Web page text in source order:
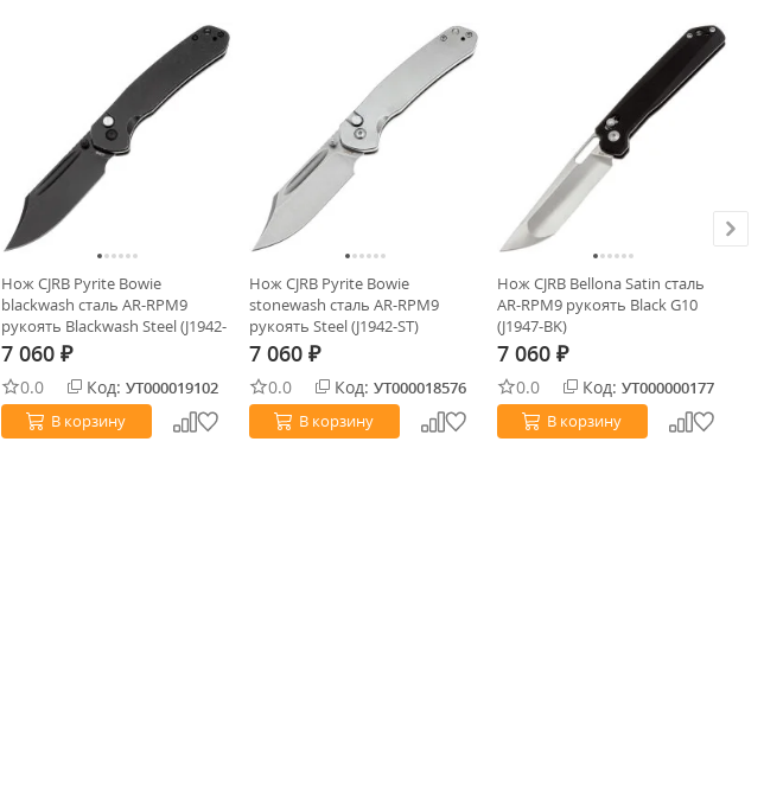
Нож CJRB Pyrite Bowie
blackwash сталь AR-RPM9
рукоять Blackwash Steel (J1942-
BST)
7 060 ₽
0.0 Код: УТ000019102
В корзину
Нож CJRB Pyrite Bowie
stonewash сталь AR-RPM9
рукоять Steel (J1942-ST)
7 060 ₽
0.0 Код: УТ000018576
В корзину
Нож CJRB Bellona Satin сталь
AR-RPM9 рукоять Black G10
(J1947-BK)
7 060 ₽
0.0 Код: УТ000000177
В корзину